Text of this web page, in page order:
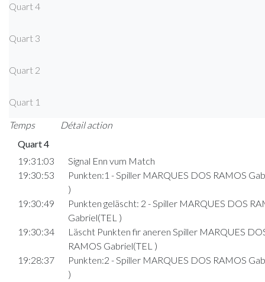
Quart 4
Quart 3
Quart 2
Quart 1
Temps
Détail action
Quart 4
19:31:03
Signal Enn vum Match
19:30:53
Punkten:1 - Spiller MARQUES DOS RAMOS
)
19:30:49
Punkten geläscht: 2 - Spiller MARQUES DOS
Gabriel(TEL )
19:30:34
Läscht Punkten fir aneren Spiller MARQUES
RAMOS Gabriel(TEL )
19:28:37
Punkten:2 - Spiller MARQUES DOS RAMOS
)